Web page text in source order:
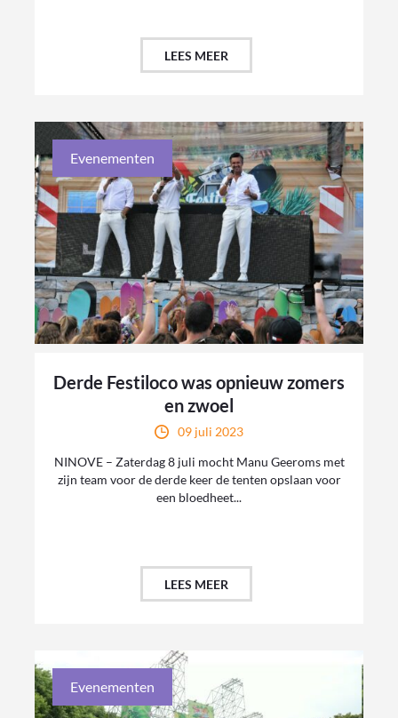
LEES MEER
Evenementen
Derde Festiloco was opnieuw zomers
en zwoel
09 juli 2023
NINOVE – Zaterdag 8 juli mocht Manu Geeroms met
zijn team voor de derde keer de tenten opslaan voor
een bloedheet...
LEES MEER
Evenementen